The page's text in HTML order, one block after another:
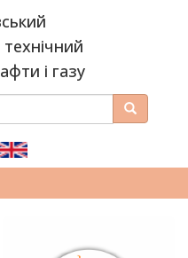
і газу
Пошук